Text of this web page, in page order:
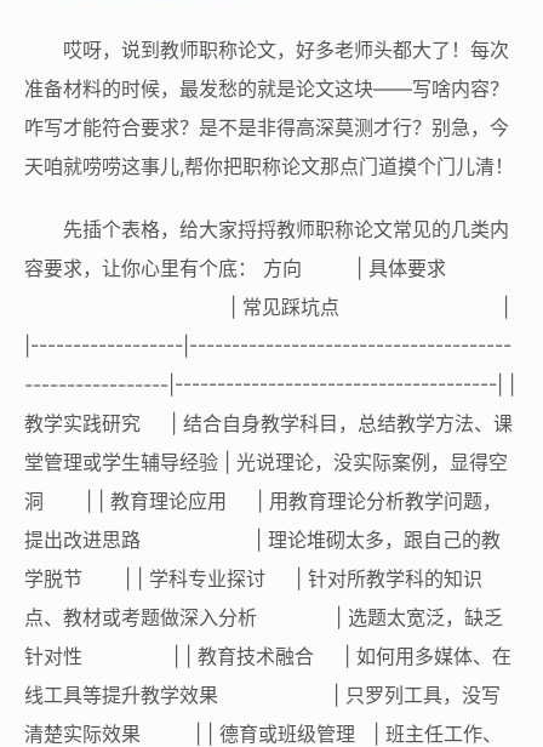
哎呀，说到教师职称论文，好多老师头都大了！每次
准备材料的时候，最发愁的就是论文这块——写啥内容？
咋写才能符合要求？是不是非得高深莫测才行？别急，今
天咱就唠唠这事儿,帮你把职称论文那点门道摸个门儿清！
先插个表格，给大家捋捋教师职称论文常见的几类内
容要求，让你心里有个底： 方向 | 具体要求
| 常见踩坑点 |
|------------------|--------------------------------------
-----------------|--------------------------------------| |
教学实践研究 | 结合自身教学科目，总结教学方法、课
堂管理或学生辅导经验 | 光说理论，没实际案例，显得空
洞 | | 教育理论应用 | 用教育理论分析教学问题，
提出改进思路 | 理论堆砌太多，跟自己的教
学脱节 | | 学科专业探讨 | 针对所教学科的知识
点、教材或考题做深入分析 | 选题太宽泛，缺乏
针对性 | | 教育技术融合 | 如何用多媒体、在
线工具等提升教学效果 | 只罗列工具，没写
清楚实际效果 | | 德育或班级管理 | 班主任工作、